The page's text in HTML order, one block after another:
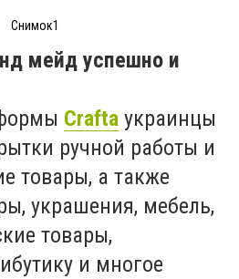
Снимок1
мейд успешно и
Crafta украинцы
ручной работы и
товары, а также
украшения, мебель,
товары,
и многое